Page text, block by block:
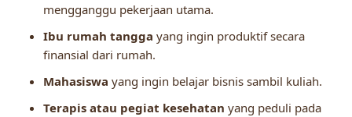
mengganggu pekerjaan utama.
Ibu rumah tangga yang ingin produktif secara
finansial dari rumah.
Mahasiswa yang ingin belajar bisnis sambil kuliah.
Terapis atau pegiat kesehatan yang peduli pada